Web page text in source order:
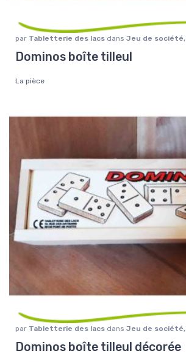
par Tabletterie des lacs dans Jeu de société,
Dominos boîte tilleul
La pièce
par Tabletterie des lacs dans Jeu de société,
Dominos boîte tilleul décorée